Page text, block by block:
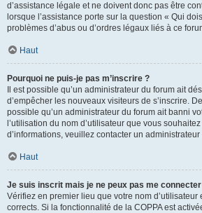
d’assistance légale et ne doivent donc pas être
lorsque l’assistance porte sur la question « Qui
problèmes d’abus ou d’ordres légaux liés à ce
Haut
Pourquoi ne puis-je pas m’inscrire ?
Il est possible qu’un administrateur du forum ait
d’empêcher les nouveaux visiteurs de s’inscrire.
possible qu’un administrateur du forum ait banni
l’utilisation du nom d’utilisateur que vous
d’informations, veuillez contacter un administrateur
Haut
Je suis inscrit mais je ne peux pas me connecter
Vérifiez en premier lieu que votre nom d’utilisateur
corrects. Si la fonctionnalité de la COPPA est